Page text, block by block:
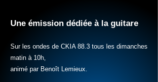
Une émission dédiée à la guitare
Sur les ondes de CKIA 88.3 tous les dimanches
matin à 10h,
animé par Benoît Lemieux.